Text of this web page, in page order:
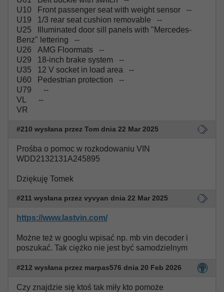
U10 Front passenger seat with weight sensor --
U19 1/3 rear seat cushion removable --
U25 Illuminated door sill panels with "Mercedes-
Benz" lettering --
U26 AMG Floormats --
U29 18-inch brake system --
U35 12 V socket in load area --
U60 Pedestrian protection --
U79 --
VL --
VR
#210 wysłana przez Tom dnia 22 Mar 2025
Prośba o pomoc w rozkodowaniu VIN
WDD2132131A245895
Dziękuję Tomek
#211 wysłana przez vyvyan dnia 22 Mar 2025
https://www.lastvin.com/
Możne też w googlu wpisać np. mb vin decoder i
poszukać. Tak ciężko nie jest być samodzielnym
#212 wysłana przez marpas576 dnia 20 Feb 2026
Czy znajdzie się ktoś tak miły kto pomoże